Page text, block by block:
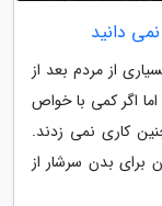
دانید
از مردم بعد از
اگر کمی با خواص
کاری نمی زدند.
برای بدن سرشار از